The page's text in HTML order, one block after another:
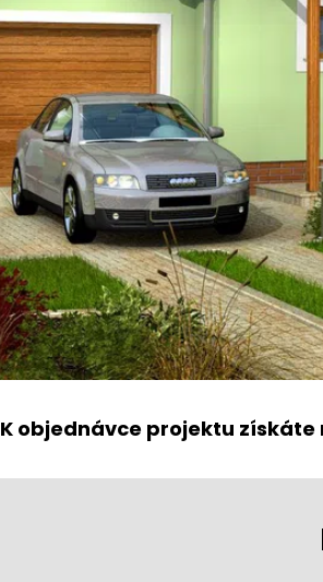
K objednávce projektu získáte